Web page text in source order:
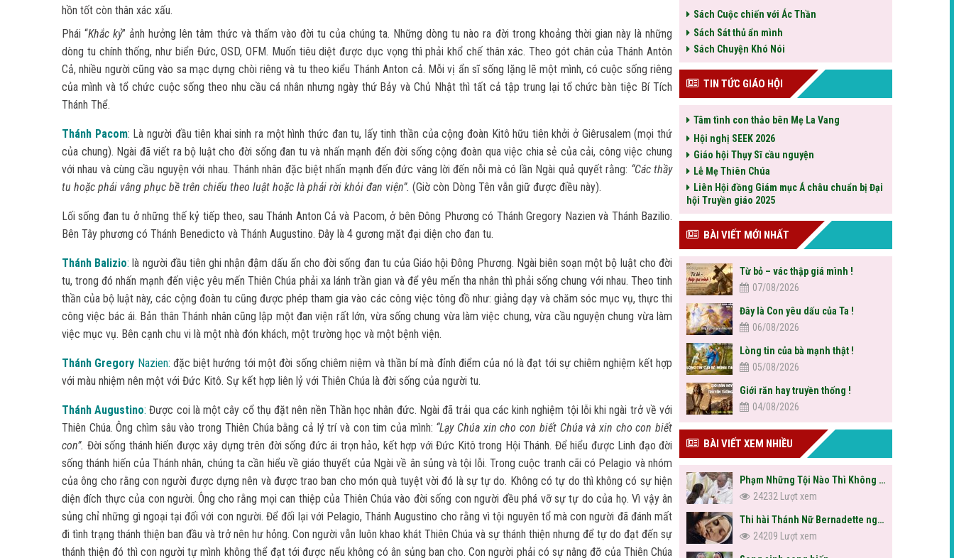
hồn tốt còn thân xác xấu.
Phái “Khắc kỷ” ảnh hưởng lên tâm thức và thấm vào đời tu của chúng ta. Những dòng tu nào ra đời trong khoảng thời gian này là những
dòng tu chính thống, như biển Đức, OSD, OFM. Muốn tiêu diệt được dục vọng thì phải khổ chế thân xác. Theo gót chân của Thánh Antôn
Cả, nhiều người cũng vào sa mạc dựng chòi riêng và tu theo kiểu Thánh Anton cả. Mỗi vị ẩn sĩ sống lặng lẽ một mình, có cuộc sống riêng
của mình và tổ chức cuộc sống theo nhu cầu cá nhân nhưng ngày thứ Bảy và Chủ Nhật thì tất cả tập trung lại tổ chức bàn tiệc Bí Tích
Thánh Thể.
Thánh Pacom: Là người đầu tiên khai sinh ra một hình thức đan tu, lấy tinh thần của cộng đoàn Kitô hữu tiên khởi ở Giêrusalem (mọi thứ
của chung). Ngài đã viết ra bộ luật cho đời sống đan tu và nhấn mạnh đến đời sống cộng đoàn qua việc chia sẻ của cải, công việc chung
với nhau và cùng cầu nguyện với nhau. Thánh nhân đặc biệt nhấn mạnh đến đức vâng lời đến nỗi mà có lần Ngài quả quyết rằng: “Các thầy
tu hoặc phải vâng phục bề trên chiếu theo luật hoặc là phải rời khỏi đan viện”. (Giờ còn Dòng Tên vẫn giữ được điều này).
Lối sống đan tu ở những thế kỷ tiếp theo, sau Thánh Anton Cả và Pacom, ở bên Đông Phương có Thánh Gregory Nazien và Thánh Bazilio.
Bên Tây phương có Thánh Benedicto và Thánh Augustino. Đây là 4 gương mặt đại diện cho đan tu.
Thánh Balizio: là người đầu tiên ghi nhận đậm dấu ấn cho đời sống đan tu của Giáo hội Đông Phương. Ngài biên soạn một bộ luật cho đời
tu, trong đó nhấn mạnh đến việc yêu mến Thiên Chúa phải xa lánh trần gian và để yêu mến tha nhân thì phải sống chung với nhau. Theo tinh
thần của bộ luật này, các cộng đoàn tu cũng được phép tham gia vào các công việc tông đồ như: giảng dạy và chăm sóc mục vụ, thực thi
công việc bác ái. Bản thân Thánh nhân cũng lập một đan viện rất lớn, vừa sống chung vừa làm việc chung, vừa cầu nguyện chung vừa làm
việc mục vụ. Bên cạnh chu vi là một nhà đón khách, một trường học và một bệnh viện.
Thánh Gregory Nazien: đặc biệt hướng tới một đời sống chiêm niệm và thần bí mà đỉnh điểm của nó là đạt tới sự chiêm nghiệm kết hợp
với màu nhiệm nên một với Đức Kitô. Sự kết hợp liên lỷ với Thiên Chúa là đời sống của người tu.
Thánh Augustino: Được coi là một cây cổ thụ đặt nên nền Thần học nhân đức. Ngài đã trải qua các kinh nghiệm tội lỗi khi ngài trở về với
Thiên Chúa. Ông chìm sâu vào trong Thiên Chúa bằng cả lý trí và con tim của mình: “Lạy Chúa xin cho con biết Chúa và xin cho con biết
con”. Đời sống thánh hiến được xây dựng trên đời sống đức ái trọn hảo, kết hợp với Đức Kitô trong Hội Thánh. Để hiểu được Linh đạo đời
sống thánh hiến của Thánh nhân, chúng ta cần hiểu về giáo thuyết của Ngài về ân sủng và tội lỗi. Trong cuộc tranh cãi có Pelagio và nhóm
của ông cho rằng con người được dựng nên và được trao ban cho món quà tuyệt vời đó là sự tự do. Không có tự do thì không có sự hiện
diện đích thực của con người. Ông cho rằng mọi can thiệp của Thiên Chúa vào đời sống con người đều phá vỡ sự tự do của họ. Vì vậy ân
sủng chỉ những gì ngoại tại đối với con người. Để đối lại với Pelagio, Thánh Augustino cho rằng vì tội nguyên tổ mà con người đã đánh mất
đi tình trạng thánh thiện ban đầu và trở nên hư hỏng. Con người vẫn luôn khao khát Thiên Chúa và sự thánh thiện nhưng để tự do đạt đến sự
thánh thiện đó thì con người tự mình không thể đạt tới được nếu không có ân sủng ban cho. Con người phải có sự nâng đỡ của Thiên Chúa
Sách Cuộc chiến với Ác Thần
Sách Sát thủ ẩn mình
Sách Chuyện Khó Nói
TIN TỨC GIÁO HỘI
Tâm tình con thảo bên Mẹ La Vang
Hội nghị SEEK 2026
Giáo hội Thụy Sĩ cầu nguyện
Lễ Mẹ Thiên Chúa
Liên Hội đồng Giám mục Á châu chuẩn bị Đại
hội Truyền giáo 2025
BÀI VIẾT MỚI NHẤT
Từ bỏ – vác thập giá mình !
07/08/2026
Đây là Con yêu dấu của Ta !
06/08/2026
Lòng tin của bà mạnh thật !
05/08/2026
Giới răn hay truyền thống !
04/08/2026
BÀI VIẾT XEM NHIỀU
Phạm Những Tội Nào Thì Không Được Rước Lễ?
24232 Lượt xem
Thi hài Thánh Nữ Bernadette nguyên vẹn sau hơn trăm năm
24209 Lượt xem